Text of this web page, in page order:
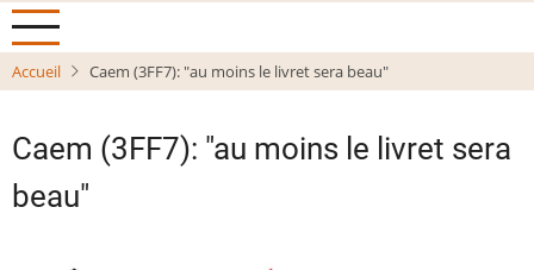
Accueil Caem (3FF7): "au moins le livret sera beau"
Caem (3FF7): "au moins le livret sera
beau"